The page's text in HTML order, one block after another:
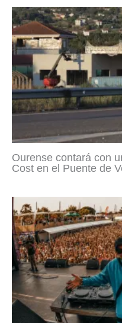
Ourense contará con
Cost en el Puente de